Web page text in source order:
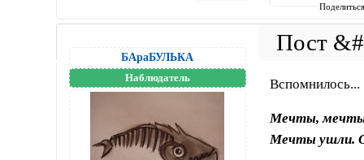
БАраБУЛЬКА
Наблюдатель Вспомнилось...
Мечты,
Мечты ушли.